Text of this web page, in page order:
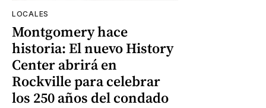
LOCALES
Montgomery hace
historia: El nuevo History
Center abrirá en
Rockville para celebrar
los 250 años del condado